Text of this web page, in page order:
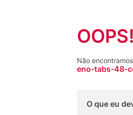
OOPS!
Não
eno-tabs-48-
O que eu
5º
protetor
7º
shampoo
9º
lenço